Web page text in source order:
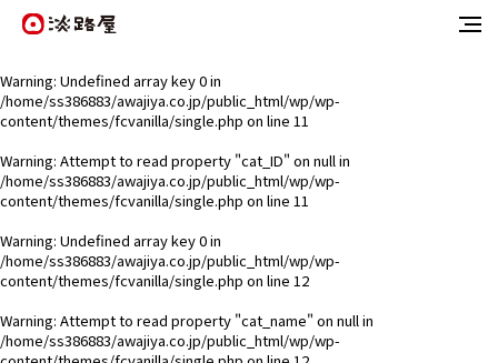
Warning: Undefined array key 0 in
/home/ss386883/awajiya.co.jp/public_html/wp/wp-
content/themes/fcvanilla/single.php on line 11
Warning: Attempt to read property "cat_ID" on null in
/home/ss386883/awajiya.co.jp/public_html/wp/wp-
content/themes/fcvanilla/single.php on line 11
Warning: Undefined array key 0 in
/home/ss386883/awajiya.co.jp/public_html/wp/wp-
content/themes/fcvanilla/single.php on line 12
Warning: Attempt to read property "cat_name" on null in
/home/ss386883/awajiya.co.jp/public_html/wp/wp-